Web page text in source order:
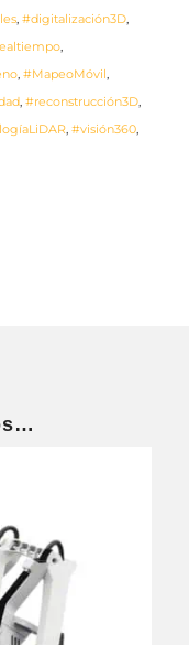
, #digitalización3D,
,
, #MapeoMóvil
, #reconstrucción3D,
, #visión360,